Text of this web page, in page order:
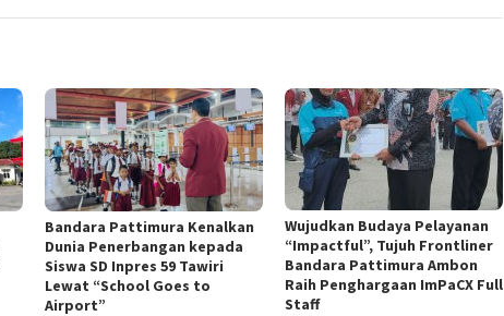
Bandara Pattimura Kenalkan
Dunia Penerbangan kepada
Siswa SD Inpres 59 Tawiri
Lewat “School Goes to
Airport”
Wujudkan Budaya Pelayanan
“Impactful”, Tujuh Frontliner
Bandara Pattimura Ambon
Raih Penghargaan ImPaCX Full
Staff